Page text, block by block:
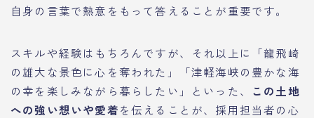
自身の言葉で熱意をもって答えることが重要です。
スキルや経験はもちろんですが、それ以上に「龍飛崎
の雄大な景色に心を奪われた」「津軽海峡の豊かな海
の幸を楽しみながら暮らしたい」といった、 この土地
への強い想いや愛着を伝えることが、採用担当者の心